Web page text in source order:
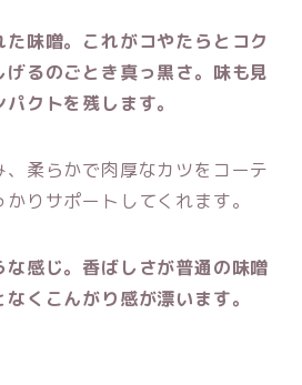
味噌。これがコやたらとコク
るのごとき真っ黒さ。味も見
クトを残します。
柔らかで肉厚なカツをコーテ
りサポートしてくれます。
感じ。香ばしさが普通の味噌
くこんがり感が漂います。